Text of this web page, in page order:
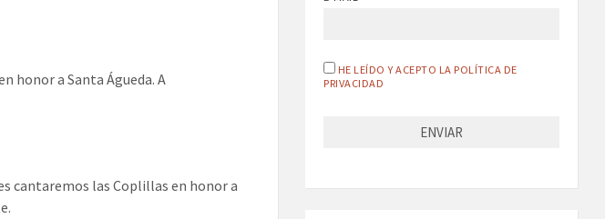
honor a Santa Águeda. A
cantaremos las Coplillas en honor a
HE LEÍDO Y ACEPTO LA POLÍTICA DE
PRIVACIDAD